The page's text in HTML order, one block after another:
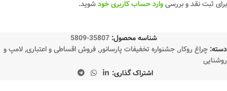
برای ثبت نقد و بررسیوارد حساب کاربری خودشوید.
شناسه محصول:35807-5809
دسته: چراغ روکار,جشنواره تخفیفات پارسانور,فروش اقساطی و اعتباری,لامپ و
روشنایی
اشتراک گذاری: